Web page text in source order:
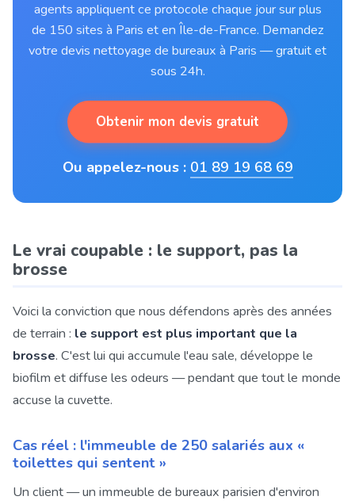
agents appliquent ce protocole chaque jour sur plus
de 150 sites à Paris et en Île-de-France. Demandez
votre devis nettoyage de bureaux à Paris — gratuit et
sous 24h.
Obtenir mon devis gratuit
Ou appelez-nous : 01 89 19 68 69
Le vrai coupable : le support, pas la
brosse
Voici la conviction que nous défendons après des années
de terrain : le support est plus important que la
brosse. C'est lui qui accumule l'eau sale, développe le
biofilm et diffuse les odeurs — pendant que tout le monde
accuse la cuvette.
Cas réel : l'immeuble de 250 salariés aux «
toilettes qui sentent »
Un client — un immeuble de bureaux parisien d'environ